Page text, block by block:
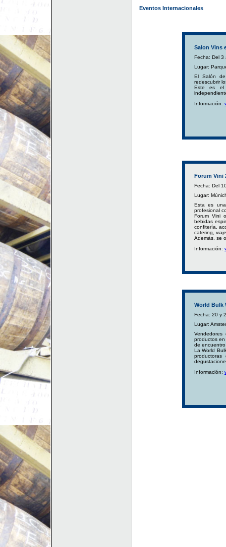
Eventos Internacionales
Salon Vins
Fecha: Del 3
Lugar:
El Salón
redescubrir
Este es el
Información:
Forum Vini
Fecha: Del
Lugar:
Esta es
profesional
Forum Vini
bebidas
confitería,
catering,
Además, se
Información:
World Bulk
Fecha: 20 y
Lugar:
productos
de
La World
Información: